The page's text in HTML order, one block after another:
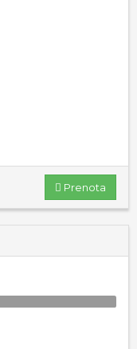
Prenota